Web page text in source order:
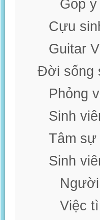
Góp
Cựu
Guitar
Đời sống
Phỏng
Sinh
Tâm sự
Sinh
Việc